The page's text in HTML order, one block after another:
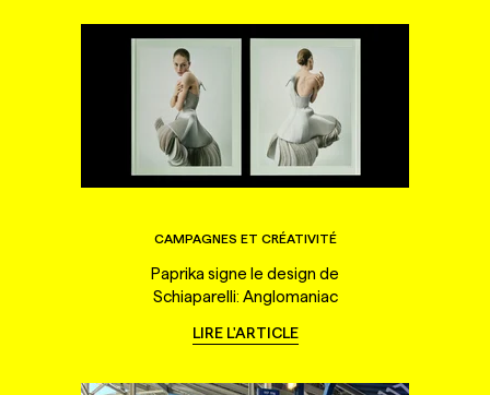
CAMPAGNES ET CRÉATIVITÉ
Paprika signe le design de
Schiaparelli: Anglomaniac
LIRE L'ARTICLE